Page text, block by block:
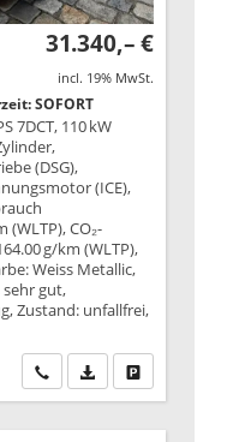
31.340,– €
incl. 19% MwSt.
SOFORT
7DCT, 110 kW
(DSG),
(ICE),
CO₂-
g/km (WLTP),
Weiss Metallic,
sehr gut,
Zustand: unfallfrei,
Wir rufen Sie an
PDF-Datei,Drucken,